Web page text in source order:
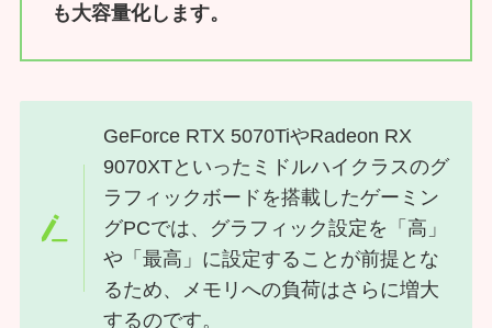
も大容量化します。
GeForce RTX 5070TiやRadeon RX
9070XTといったミドルハイクラスのグ
ラフィックボードを搭載したゲーミン
グPCでは、グラフィック設定を「高」
や「最高」に設定することが前提とな
るため、メモリへの負荷はさらに増大
するのです。